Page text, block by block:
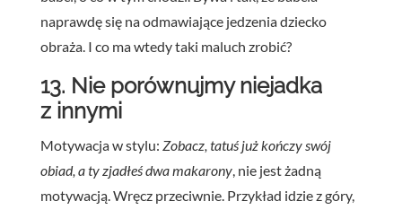
naprawdę się na odmawiające jedzenia dziecko
obraża. I co ma wtedy taki maluch zrobić?
13. Nie porównujmy niejadka
z innymi
Motywacja w stylu: Zobacz, tatuś już kończy swój
obiad, a ty zjadłeś dwa makarony, nie jest żadną
motywacją. Wręcz przeciwnie. Przykład idzie z góry,